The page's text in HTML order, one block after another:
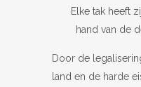
Elke tak heeft
hand van de
Door de
land en de harde